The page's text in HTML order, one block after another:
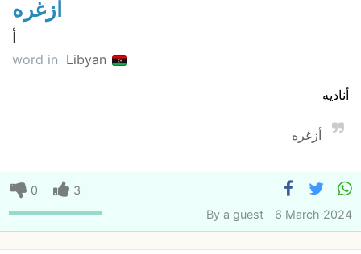
أزغره
أ
word in Libyan
أناديه
أزغره
0
3
By a guest 6 March 2024